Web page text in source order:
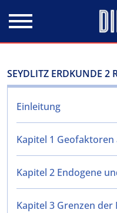
SEYDLITZ ERDKUNDE 2
Einleitung
Kapitel 1
Kapitel 2 Endogene
Kapitel 3 Grenzen